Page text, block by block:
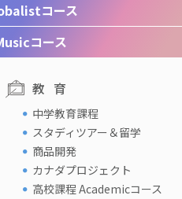
コース
コース
教育
中学教育課程
スタディツアー＆留学
商品開発
カナダプロジェクト
高校課程 Academicコース